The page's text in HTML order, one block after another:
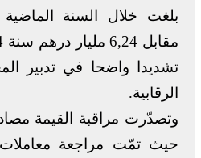
تشديدا واضحا في تدبير
الرقابية.
وتصدّرت مراقبة القيمة